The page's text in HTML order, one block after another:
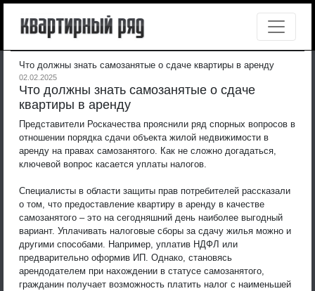
Что должны знать самозанятые о сдаче квартиры в аренду
02.02.2025
Что должны знать самозанятые о сдаче
квартиры в аренду
Представители Роскачества прояснили ряд спорных вопросов в
отношении порядка сдачи объекта жилой недвижимости в
аренду на правах самозанятого. Как не сложно догадаться,
ключевой вопрос касается уплаты налогов.
Специалисты в области защиты прав потребителей рассказали
о том, что предоставление квартиру в аренду в качестве
самозанятого – это на сегодняшний день наиболее выгодный
вариант. Уплачивать налоговые сборы за сдачу жилья можно и
другими способами. Например, уплатив НДФЛ или
предварительно оформив ИП. Однако, становясь
арендодателем при нахождении в статусе самозанятого,
гражданин получает возможность платить налог с наименьшей